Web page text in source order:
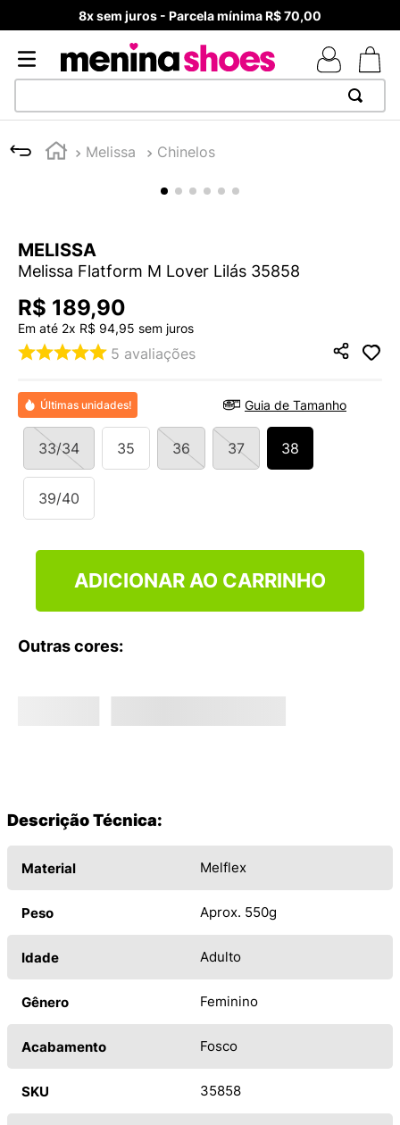
8x sem juros - Parcela mínima R$ 70,00
Melissa Chinelos
MELISSA
Melissa Flatform M Lover Lilás 35858
R$ 189,90
Em até 2x R$ 94,95 sem juros
5 avaliações
Últimas unidades! Guia de Tamanho
33/34 35 36 37 38
39/40
ADICIONAR AO CARRINHO
Outras cores:
Descrição Técnica:
Material Melflex
Peso Aprox. 550g
Idade Adulto
Gênero Feminino
Acabamento Fosco
SKU 35858
1
TÊNIS NEWS BALANCE 530
MELISSAS MINI BABY
º
TÊNIS VEJA WHITE
5º
ADIDAS
6º
SAMBA
7º
MELISSA SLIDE
9 º
VEJA COUNTRY
10º NEW 530